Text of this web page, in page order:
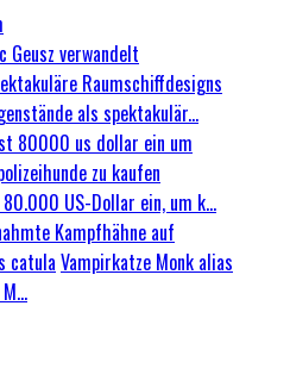
als spektakulär...
US-Dollar ein, um k...
Kampfhähne auf
Vampirkatze Monk alias